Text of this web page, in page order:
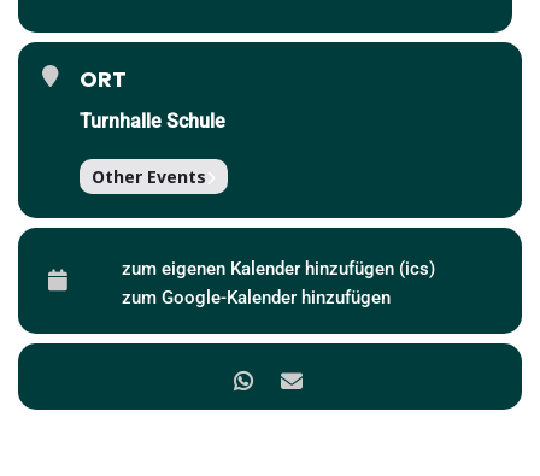
ORT
Turnhalle Schule
Other Events
zum eigenen Kalender hinzufügen (ics)
zum Google-Kalender hinzufügen